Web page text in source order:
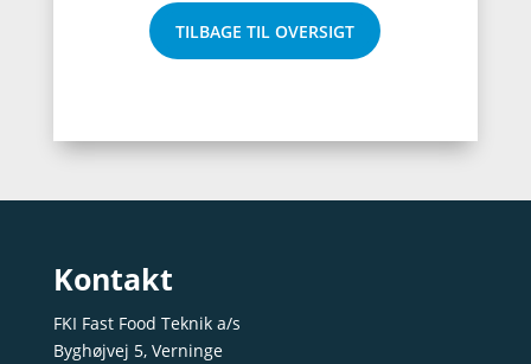
TILBAGE TIL OVERSIGT
Kontakt
FKI Fast Food Teknik a/s
Byghøjvej 5, Verninge